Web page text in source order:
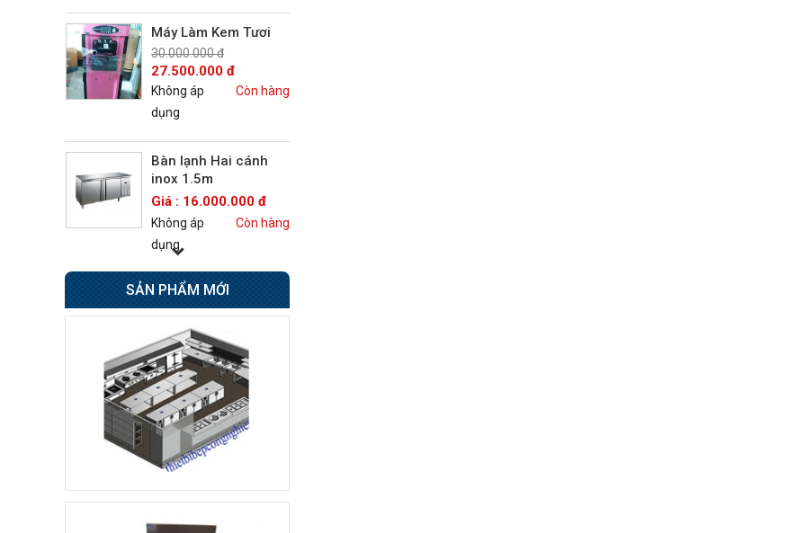
Máy Làm Kem Tươi
30.000.000 đ
27.500.000 đ
Không áp
dụng
Còn hàng
Bàn lạnh Hai cánh
inox 1.5m
Giá : 16.000.000 đ
Không áp
dụng
Còn hàng
Bếp Âu 6 họng có lò
nướng Berjaya
Giá : 42.500.000 đ
Không áp
dụng
Còn hàng
Tủ sấy cốc
8.500.000 đ
7.800.000 đ
dụng
SẢN PHẨM MỚI